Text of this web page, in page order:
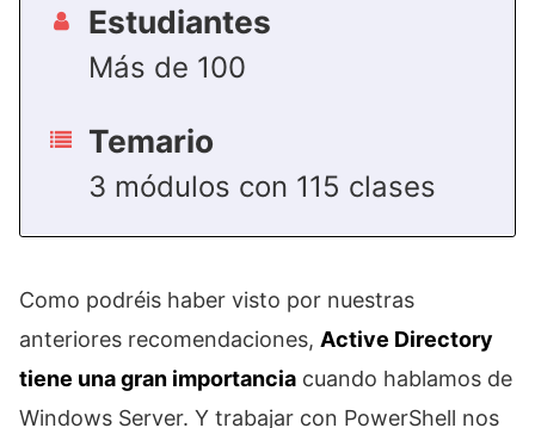
Estudiantes
Más de 100
Temario
3 módulos con 115 clases
Como podréis haber visto por nuestras
anteriores recomendaciones, Active Directory
tiene una gran importancia cuando hablamos de
Windows Server. Y trabajar con PowerShell nos